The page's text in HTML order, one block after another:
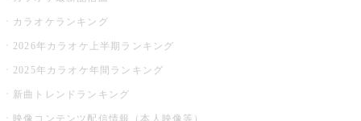
カラオケランキング
2026年カラオケ上半期ランキング
2025年カラオケ年間ランキング
新曲トレンドランキング
映像コンテンツ配信情報（本人映像等）